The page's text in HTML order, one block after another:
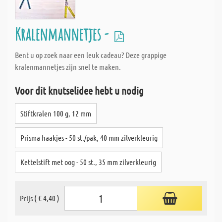
Kralenmannetjes -
Bent u op zoek naar een leuk cadeau? Deze grappige
kralenmannetjes zijn snel te maken.
Voor dit knutselidee hebt u nodig
Stiftkralen 100 g, 12 mm
Prisma haakjes - 50 st./pak, 40 mm zilverkleurig
Kettelstift met oog - 50 st., 35 mm zilverkleurig
Prijs ( € 4,40 )